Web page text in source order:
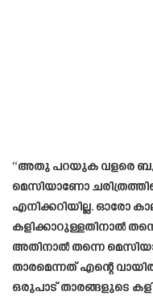
“അതു പറയുക വളരെ
മെസിയാണോ
എനിക്കറിയില്ല. ഓരോ
കളിക്കാറുള്ളതിനാൽ
അതിനാൽ തന്നെ
താരമെന്നത് എന്റെ
ഒരുപാട് താരങ്ങളുടെ